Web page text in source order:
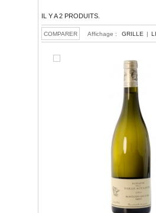
IL Y A 2 PRODUITS.
Affichage : GRILLE |